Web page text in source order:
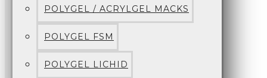
POLYGEL / ACRYLGEL MACKS
POLYGEL FSM
POLYGEL LICHID